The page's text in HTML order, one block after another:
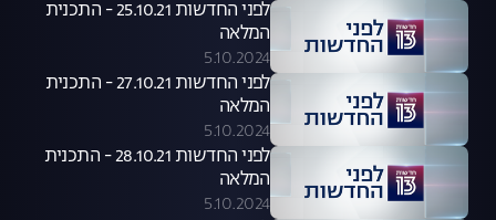
לפני החדשות 25.10.21 - התכנית
המלאה
5.10.2024
לפני החדשות 27.10.21 - התכנית
המלאה
5.10.2024
לפני החדשות 28.10.21 - התכנית
המלאה
5.10.2024